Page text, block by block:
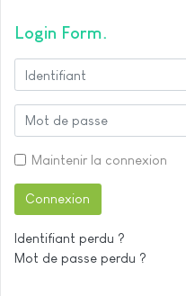
Login Form
Maintenir la connexion
Connexion
Identifiant perdu ?
Mot de passe perdu ?